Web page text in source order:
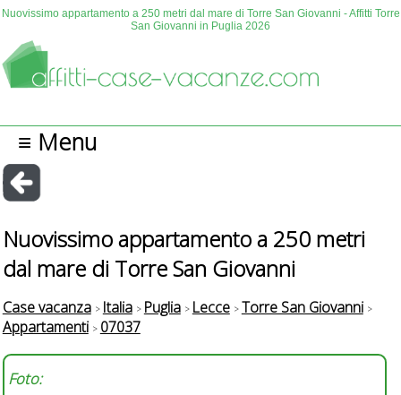
Nuovissimo appartamento a 250 metri dal mare di Torre San Giovanni - Affitti Torre
San Giovanni in Puglia 2026
≡ Menu
Nuovissimo appartamento a 250 metri
dal mare di Torre San Giovanni
Case vacanza Italia Puglia Lecce
Torre San Giovanni
Appartamenti
07037
Foto: